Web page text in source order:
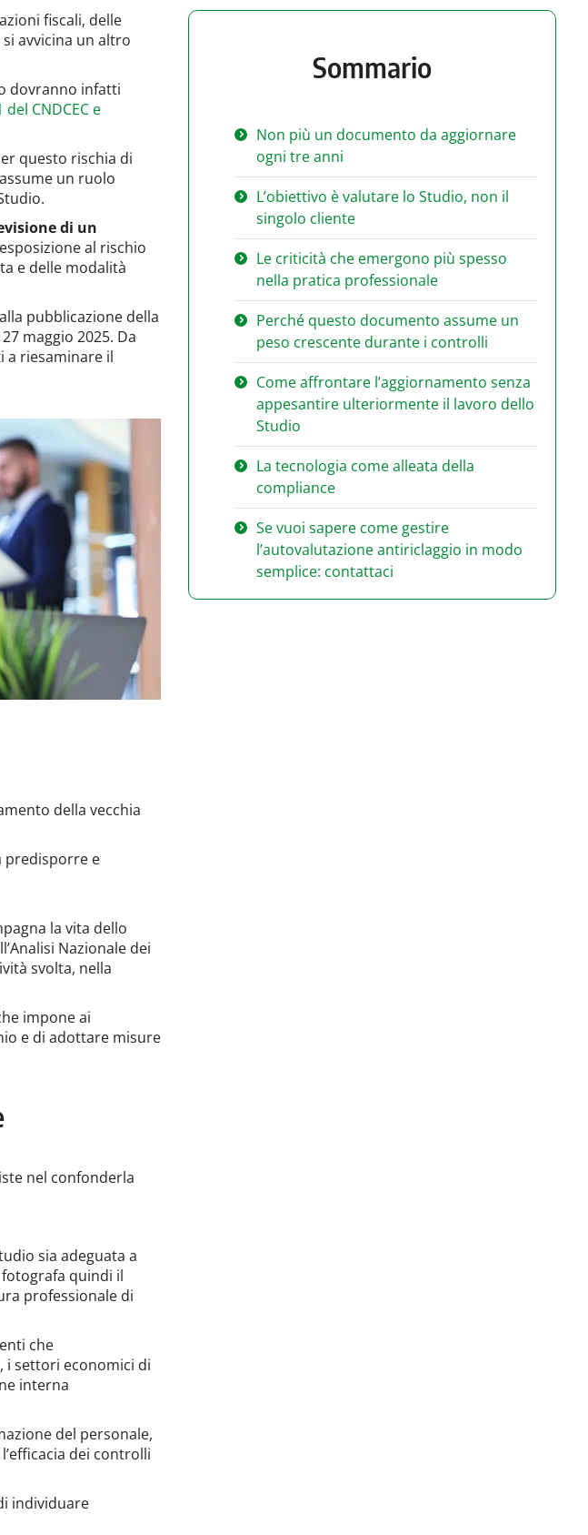
fiscali, delle
avvicina un altro
dovranno infatti
CNDCEC e
questo rischia di
un ruolo
di un
al rischio
e delle modalità
pubblicazione della
maggio 2025. Da
a riesaminare il
della vecchia
predisporre e
la vita dello
Nazionale dei
svolta, nella
impone ai
e di adottare misure
nel confonderla
sia adeguata a
quindi il
professionale di
che
i settori economici di
interna
del personale,
dei controlli
individuare
Sommario
Non più un documento da aggiornare
ogni tre anni
L’obiettivo è valutare lo Studio, non il
singolo cliente
Le criticità che emergono più spesso
nella pratica professionale
Perché questo documento assume un
peso crescente durante i controlli
Come affrontare l’aggiornamento senza
appesantire ulteriormente il lavoro dello
Studio
La tecnologia come alleata della
compliance
Se vuoi sapere come gestire
l’autovalutazione antiriclaggio in modo
semplice: contattaci